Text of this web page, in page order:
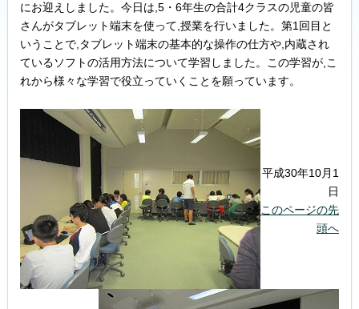
にお迎えしました。今日は,5・6年生の合計4クラスの児童の皆
さんがタブレット端末を使って,授業を行いました。第1回目と
いうことで,タブレット端末の基本的な操作の仕方や,内蔵され
ているソフトの活用方法について学習しました。この学習が,こ
れから様々な学習で役立っていくことを願っています。
平成30年10月1
日
このページの先
頭へ